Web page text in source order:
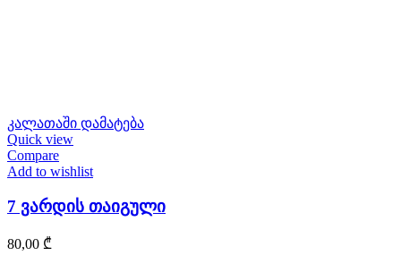
კალათაში დამატება
Quick view
Compare
Add to wishlist
7 ვარდის თაიგული
80,00 ₾